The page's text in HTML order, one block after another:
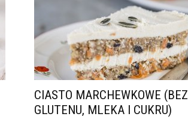
CIASTO MARCHEWKOWE (BEZ
GLUTENU, MLEKA I CUKRU)